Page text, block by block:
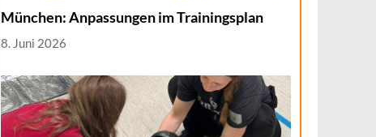
München: Anpassungen im Trainingsplan
8. Juni 2026